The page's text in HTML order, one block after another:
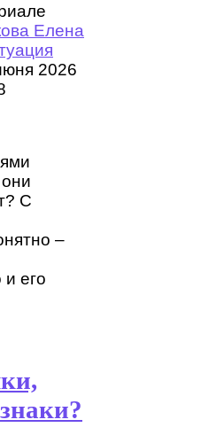
Елена
2026
С
–
его